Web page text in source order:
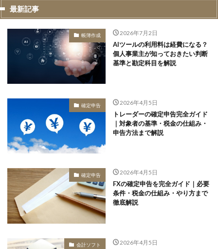
最新記事
帳簿作成 2026年7月2日
AIツールの利用料は経費になる？
個人事業主が知っておきたい判断
基準と勘定科目を解説
確定申告 2026年4月5日
トレーダーの確定申告完全ガイド
｜対象者の基準・税金の仕組み・
申告方法まで解説
確定申告 2026年4月5日
FXの確定申告を完全ガイド｜必要
条件・税金の仕組み・やり方まで
徹底解説
会計ソフト 2026年4月5日